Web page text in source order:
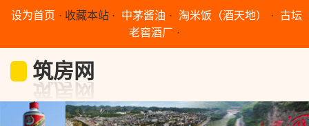
设为首页 · 收藏本站 · 中茅酱油 · 淘米饭（酒天地） · 古坛
老窖酒厂 ·
筑房网